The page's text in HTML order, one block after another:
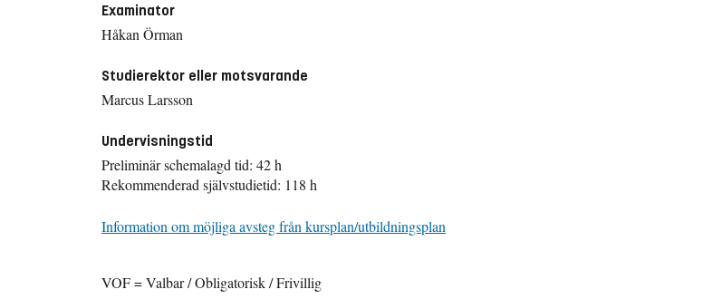
Examinator
Håkan Örman
Studierektor eller motsvarande
Marcus Larsson
Undervisningstid
Preliminär schemalagd tid: 42 h
Rekommenderad självstudietid: 118 h
Information om möjliga avsteg från kursplan/utbildningsplan
VOF = Valbar / Obligatorisk / Frivillig